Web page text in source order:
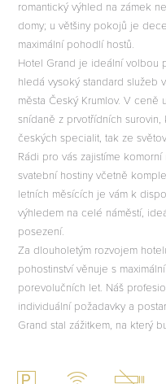
romantický výhled na zámek
domy; u většiny pokojů je
maximální pohodlí hostů.
Hotel Grand je ideální volbou
hledá vysoký standard služeb
města Český Krumlov. V ceně
snídaně z prvotřídních
českých specialit, tak ze
Rádi pro vás zajistíme
svatební hostiny včetně
letních měsících je vám k
výhledem na celé náměstí,
posezení.
Za dlouholetým rozvojem
pohostinství věnuje s
porevolučních let. Náš
individuální požadavky a
Grand stal zážitkem, na který